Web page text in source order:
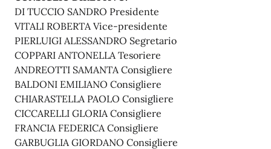
DI TUCCIO SANDRO Presidente
VITALI ROBERTA Vice-presidente
PIERLUIGI ALESSANDRO Segretario
COPPARI ANTONELLA Tesoriere
ANDREOTTI SAMANTA Consigliere
BALDONI EMILIANO Consigliere
CHIARASTELLA PAOLO Consigliere
CICCARELLI GLORIA Consigliere
FRANCIA FEDERICA Consigliere
GARBUGLIA GIORDANO Consigliere